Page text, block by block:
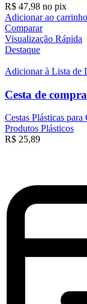
R$ 47,98 no pix
Adicionar ao carrinho
Comparar
Visualização Rápida
Destaque
Adicionar à Lista de
Cesta de
Cestas Plásticas para
Produtos Plásticos
R$ 25,89